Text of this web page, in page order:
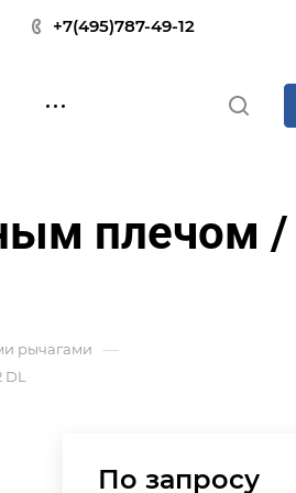
+7(495)787-49-12
плечом /
рычагами —
По запросу